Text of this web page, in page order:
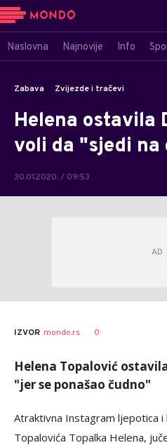
Naslovna Najnovije Info
Zabava Zvijezde i tračevi
Helena ostavila
voli da "sjedi
30.01.2020. / 09:53
IZVOR mondo.rs 0
Helena Topalović
"jer se ponašao čudno"
Atraktivna Instagram ljepotica i
Topalovića Topalka Helena,